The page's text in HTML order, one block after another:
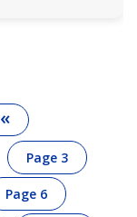
«
Page 3
Page 6